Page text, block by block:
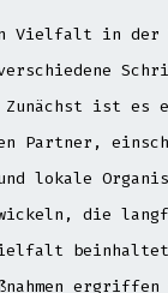
Vielfalt in der
Zunächst ist es
Partner,
lokale
die
ergriffen